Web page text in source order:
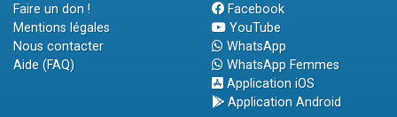
Faire un don !
Mentions légales
Nous contacter
Aide (FAQ)
Facebook
YouTube
WhatsApp
WhatsApp Femmes
Application iOS
Application Android